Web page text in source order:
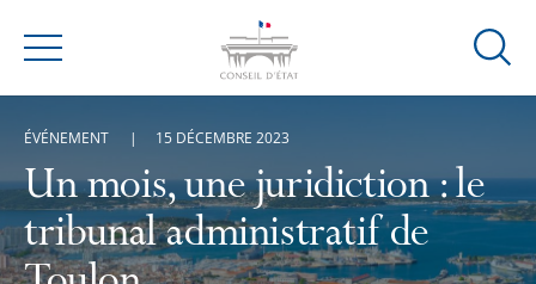
Menu
Ouvrir
Un mois, une juridiction : le
tribunal administratif de
ÉVÉNEMENT 15 DÉCEMBRE 2023